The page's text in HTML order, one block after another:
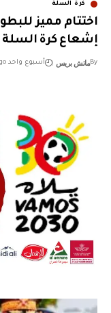
كرة السلة
اختتام مميز
إشعاع كرة السلة
Byماتش بريس أسبوع واحد ago